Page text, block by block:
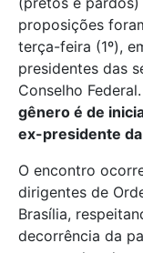
proposições
terça-feira (1º),
presidentes das
Conselho Federal.
gênero é de
ex-presidente da
O encontro
dirigentes de
Brasília,
decorrência da